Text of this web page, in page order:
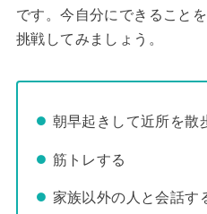
です。今自分にできること
挑戦してみましょう。
朝早起きして近所を散
筋トレする
家族以外の人と会話す